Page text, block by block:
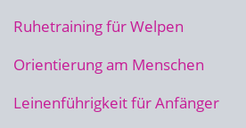
Ruhetraining für Welpen
Orientierung am Menschen
Leinenführigkeit für Anfänger